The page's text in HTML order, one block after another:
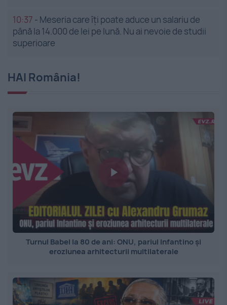
10:37 - Meseria care îți poate aduce un salariu de
până la 14.000 de lei pe lună. Nu ai nevoie de studii
superioare
HAI România!
Turnul Babel la 80 de ani: ONU, pariul Infantino și
eroziunea arhitecturii multilaterale